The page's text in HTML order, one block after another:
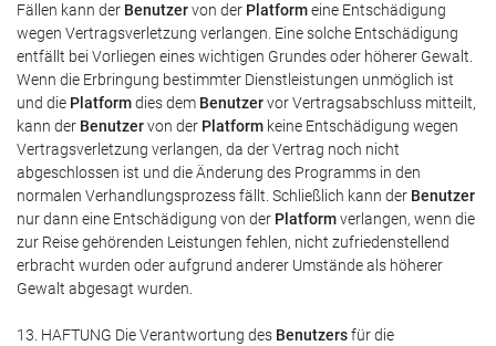
Fällen kann der Benutzervon der Platformeine Entschädigung
wegen Vertragsverletzung verlangen. Eine solche Entschädigung
entfällt bei Vorliegen eines wichtigen Grundes oder höherer Gewalt.
Wenn die Erbringung bestimmter Dienstleistungen unmöglich ist
und die Platformdies dem Benutzervor Vertragsabschluss mitteilt,
kann der Benutzervon der Platform keine Entschädigung wegen
Vertragsverletzung verlangen, da der Vertrag noch nicht
abgeschlossen ist und die Änderung des Programms in den
normalen Verhandlungsprozess fällt. Schließlich kann der Benutzer
nur dann eine Entschädigung von der Platformverlangen, wenn die
zur Reise gehörenden Leistungen fehlen, nicht zufriedenstellend
erbracht wurden oder aufgrund anderer Umstände als höherer
Gewalt abgesagt wurden.
13. HAFTUNG Die Verantwortung des Benutzersfür die